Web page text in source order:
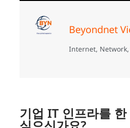
Beyondnet
Internet,
기업 IT 인프라를